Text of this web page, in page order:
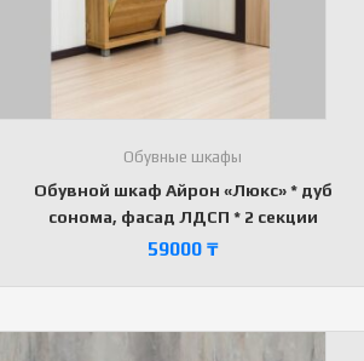
Обувные шкафы
Обувной шкаф Айрон «Люкс» * дуб
сонома, фасад ЛДСП * 2 секции
59000 ₸